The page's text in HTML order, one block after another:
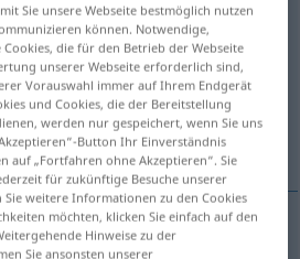
>
anklicken/antippen)
FIG
Sie unsere Webseite bestmöglich nutzen
können. Notwendige,
die für den Betrieb der Webseite
unserer Webseite erforderlich sind,
Vorauswahl immer auf Ihrem Endgerät
und Cookies, die der Bereitstellung
werden nur gespeichert, wenn Sie uns
Button Ihr Einverständnis
auf „Fortfahren ohne Akzeptieren“. Sie
für zukünftige Besuche unserer
weitere Informationen zu den Cookies
möchten, klicken Sie einfach auf den
Hinweise zu der
Sie ansonsten unserer